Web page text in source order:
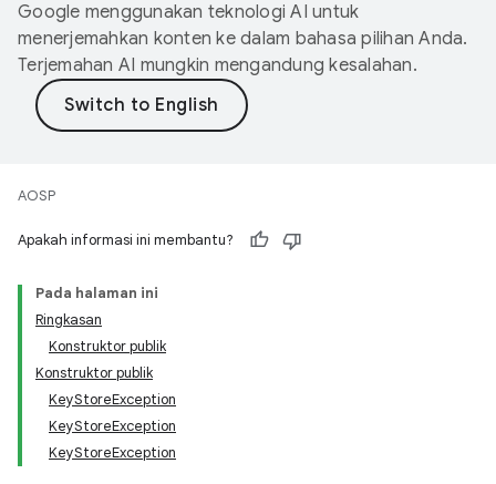
Google menggunakan teknologi AI untuk
menerjemahkan konten ke dalam bahasa pilihan Anda.
Terjemahan AI mungkin mengandung kesalahan.
AOSP
Apakah informasi ini membantu?
Pada halaman ini
Ringkasan
Konstruktor publik
Konstruktor publik
KeyStoreException
KeyStoreException
KeyStoreException